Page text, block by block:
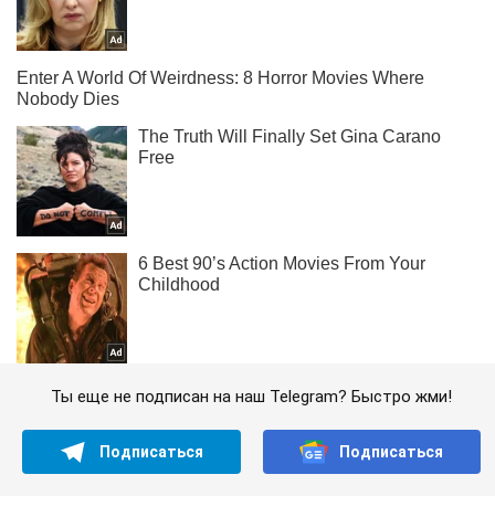
Ты еще не подписан на наш Telegram? Быстро жми!
Подписаться Подписаться